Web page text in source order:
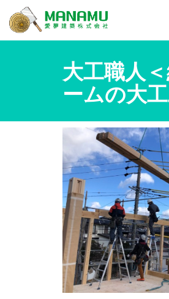
大工職人
ームの大